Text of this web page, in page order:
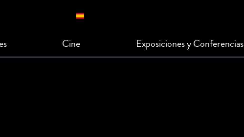
Cine Exposiciones y Conferencias